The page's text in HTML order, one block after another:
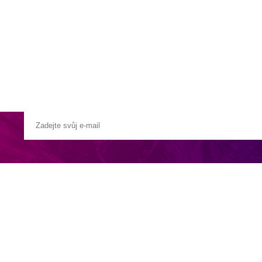
obchod se suvenýry. Venku bazén a umělá řeka, vířivka, terasa se